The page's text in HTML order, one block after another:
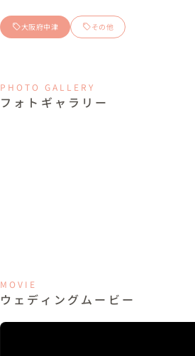
大阪府中津 その他
PHOTO GALLERY
フォトギャラリー
MOVIE
ウェディングムービー